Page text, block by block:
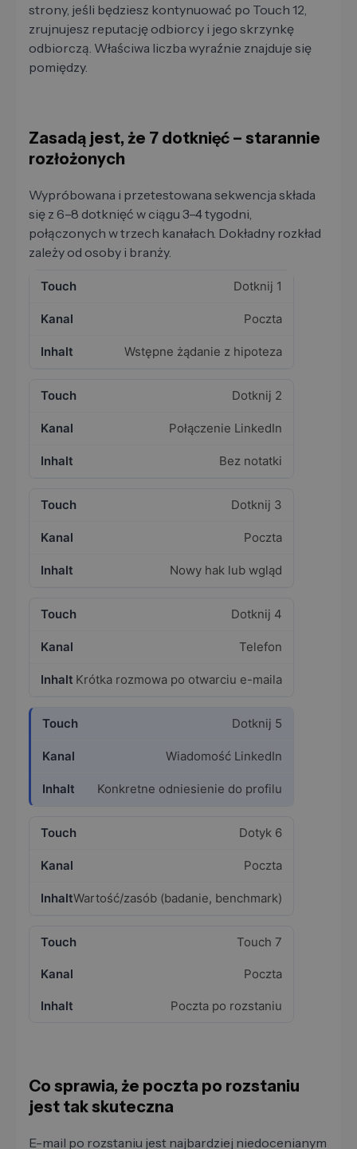
strony, jeśli będziesz kontynuować po Touch 12,
zrujnujesz reputację odbiorcy i jego skrzynkę
odbiorczą. Właściwa liczba wyraźnie znajduje się
pomiędzy.
Zasadą jest, że 7 dotknięć – starannie
rozłożonych
Wypróbowana i przetestowana sekwencja składa
się z 6–8 dotknięć w ciągu 3–4 tygodni,
połączonych w trzech kanałach. Dokładny rozkład
zależy od osoby i branży.
Dotknij 1
Poczta
Wstępne żądanie z hipoteza
Dotknij 2
Połączenie LinkedIn
Bez notatki
Dotknij 3
Poczta
Nowy hak lub wgląd
Dotknij 4
Telefon
Krótka rozmowa po otwarciu e-maila
Dotknij 5
Wiadomość LinkedIn
Konkretne odniesienie do profilu
Dotyk 6
Poczta
Wartość/zasób (badanie, benchmark)
Touch 7
Poczta
Poczta po rozstaniu
Co sprawia, że poczta po rozstaniu
jest tak skuteczna
E-mail po rozstaniu jest najbardziej niedocenianym